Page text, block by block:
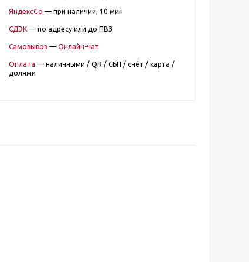
ЯндексGo — при наличии, 10 мин
СДЭК — по адресу или до ПВЗ
Самовывоз — Онлайн-чат
Оплата — наличными / QR / СБП / счёт / карта /
долями